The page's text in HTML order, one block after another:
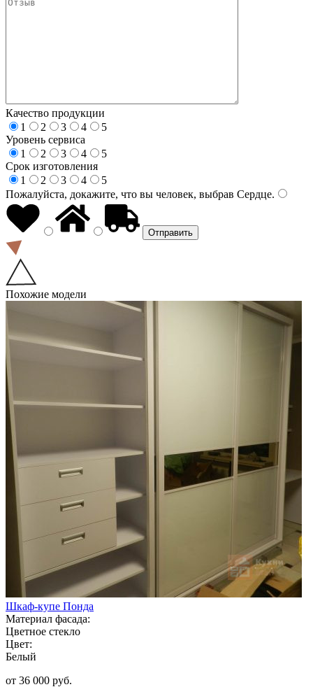
Качество продукции
1
2 3 4
5
Уровень сервиса
1
2 3 4
5
Срок изготовления
1
2 3 4
5
Пожалуйста, докажите, что вы человек, выбрав Сердце.
Похожие модели
Шкаф-купе Понда
Материал фасада:
Цветное стекло
Цвет:
Белый
от 36 000 руб.